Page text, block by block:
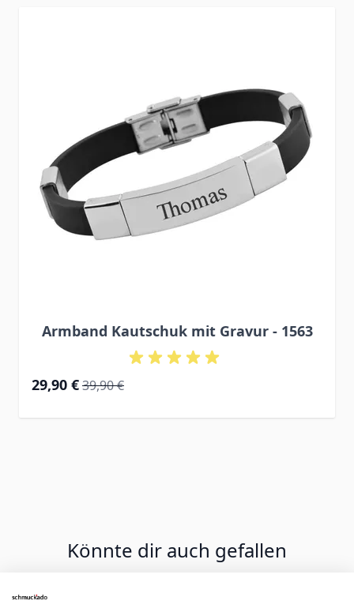
Armband Kautschuk mit Gravur - 1563
Special Price
29,90 € Regular Price
39,90 €
Könnte dir auch gefallen
Press to skip carousel